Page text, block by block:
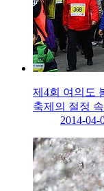
제4회 여의도
축제의 절정
2014-04-